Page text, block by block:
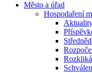
Město a úřad
Hospodaření